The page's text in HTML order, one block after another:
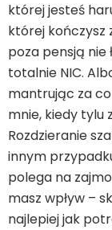
której jesteś
której kończysz
poza pensją nie
totalnie NIC.
mantrując za
mnie, kiedy tylu
Rozdzieranie
innym
polega na
masz wpływ –
najlepiej jak